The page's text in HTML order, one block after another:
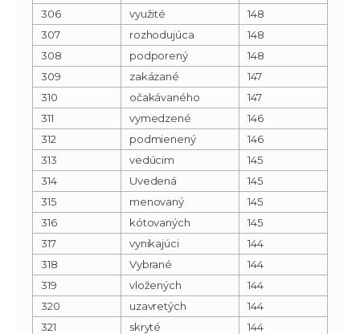
306
využité
148
307
rozhodujúca
148
308
podporený
148
309
zakázané
147
310
očakávaného
147
311
vymedzené
146
312
podmienený
146
313
vedúcim
145
314
Uvedená
145
315
menovaný
145
316
kótovaných
145
317
vynikajúci
144
318
Vybrané
144
319
vložených
144
320
uzavretých
144
321
skryté
144